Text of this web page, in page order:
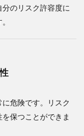
のリスク許容度に
危険です。リスク
保つことができま